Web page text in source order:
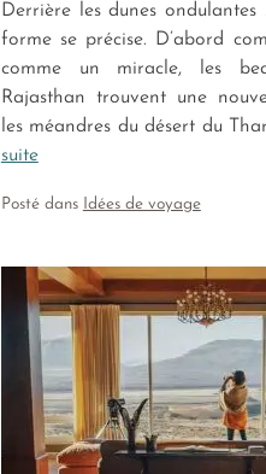
Derrière les dunes ondulantes
forme se précise. D’abord
comme un miracle, les
Rajasthan trouvent une
les méandres du désert du
suite
Posté dans Idées de voyage